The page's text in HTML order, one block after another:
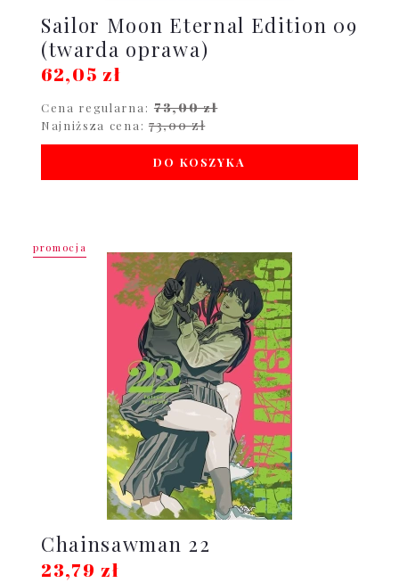
Sailor Moon Eternal Edition 09
(twarda oprawa)
62,05 zł
Cena regularna: 73,00 zł
Najniższa cena: 73,00 zł
DO KOSZYKA
Chainsawman 22
23,79 zł
promocja